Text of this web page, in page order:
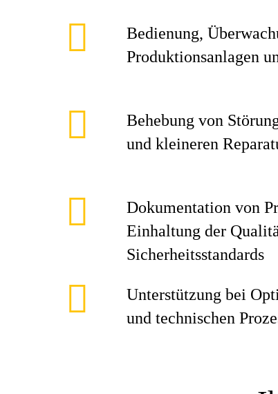
Bedienung,
Produktionsanlagen
Behebung von
und kleineren
Dokumentation von
Einhaltung der
Sicherheitsstandards
Unterstützung bei
und technischen